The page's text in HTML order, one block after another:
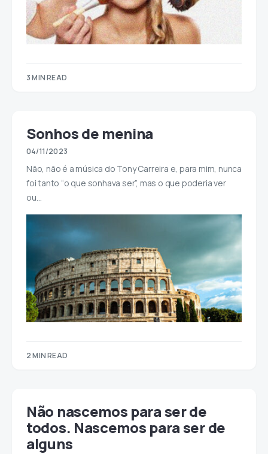
3 MIN READ
Sonhos de menina
04/11/2023
Não, não é a música do Tony Carreira e, para mim, nunca
foi tanto “o que sonhava ser”, mas o que poderia ver
ou…
2 MIN READ
Não nascemos para ser de
todos. Nascemos para ser de
alguns